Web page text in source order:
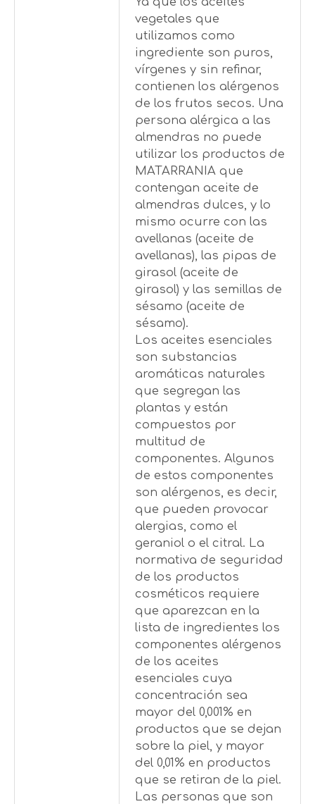
vegetales que
utilizamos como
ingrediente son puros,
vírgenes y sin refinar,
contienen los alérgenos
de los frutos secos. Una
persona alérgica a las
almendras no puede
utilizar los productos de
MATARRANIA que
contengan aceite de
almendras dulces, y lo
mismo ocurre con las
avellanas (aceite de
avellanas), las pipas de
girasol (aceite de
girasol) y las semillas de
sésamo (aceite de
sésamo).
Los aceites esenciales
son substancias
aromáticas naturales
que segregan las
plantas y están
compuestos por
multitud de
componentes. Algunos
de estos componentes
son alérgenos, es decir,
que pueden provocar
alergias, como el
geraniol o el citral. La
normativa de seguridad
de los productos
cosméticos requiere
que aparezcan en la
lista de ingredientes los
componentes alérgenos
de los aceites
esenciales cuya
concentración sea
mayor del 0,001% en
productos que se dejan
sobre la piel, y mayor
del 0,01% en productos
que se retiran de la piel.
Las personas que son